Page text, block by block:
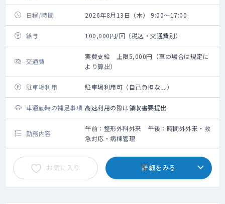
日程/時間 2026年8月13日（木） 9:00～17:00
給与 100,000円/回（税込・交通費別）
交通費
実費支給 上限5,000円（車の場合は規定に
より算出）
駐車場利用 駐車場利用可（自己負担なし）
車通勤時の補足事項 高速利用の際は領収書要提出
勤務内容
午前：整形外科外来 午後：時間外外来・救
急対応・病棟管理
お気に入り 詳細をみる